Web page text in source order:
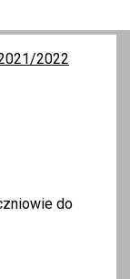
2022
do